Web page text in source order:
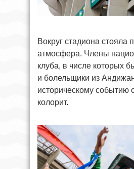
Вокруг стадиона стояла
атмосфера. Члены
клуба, в числе которых
и болельщики из
историческому событию
колорит.